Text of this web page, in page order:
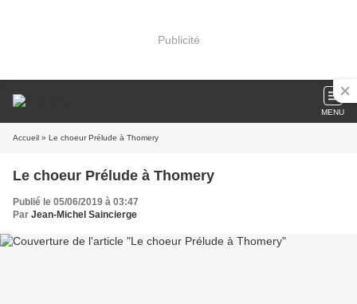
Publicité
MENU
Accueil » Le choeur Prélude à Thomery
Le choeur Prélude à Thomery
Publié le 05/06/2019 à 03:47
Par Jean-Michel Saincierge